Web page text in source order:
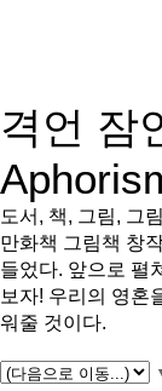
격언 잠
도서, 책, 그림, 그
만화책 그림책 창
들었다. 앞으로 펼
보자! 우리의 영혼
워줄 것이다.